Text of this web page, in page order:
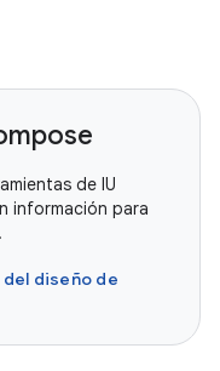
de IU
información para
diseño de